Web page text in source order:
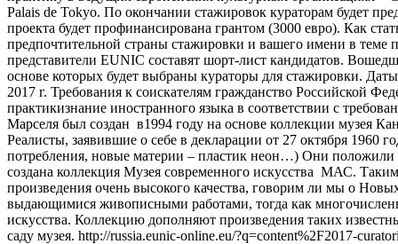
Palais de Tokyo. По окончании стажировок кураторам будет
проекта будет профинансирована грантом (3000 евро). Как
предпочтительной страны стажировки и вашего имени в теме
представители EUNIC составят шорт-лист кандидатов.
основе которых будет выбраны кураторы для стажировки.
2017 г. Требования к соискателям гражданство Российской
практикизнание иностранного языка в соответствии с
Марселя был создан в1994 году на основе коллекции музея
Реалисты, заявившие о себе в декларации от 27 октября
потребления, новые материи – пластик неон…) Они положили
создана коллекция Музея современного искусства МАС.
произведения очень высокого качества, говорим ли мы о
выдающимися живописными работами, тогда как
искусства. Коллекцию дополняют произведения таких
саду музея. http://russia.eunic-online.eu/?q=content%2F2017-